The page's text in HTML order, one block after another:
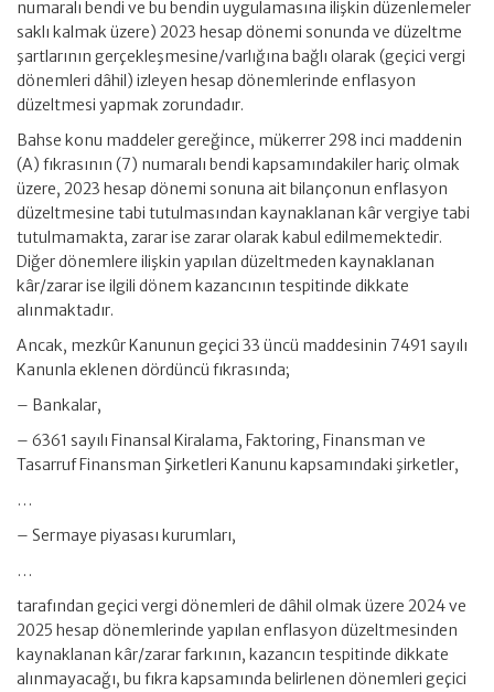
numaralı bendi ve bu bendin uygulamasına ilişkin düzenlemeler
saklı kalmak üzere) 2023 hesap dönemi sonunda ve düzeltme
şartlarının gerçekleşmesine/varlığına bağlı olarak (geçici vergi
dönemleri dâhil) izleyen hesap dönemlerinde enflasyon
düzeltmesi yapmak zorundadır.
Bahse konu maddeler gereğince, mükerrer 298 inci maddenin
(A) fıkrasının (7) numaralı bendi kapsamındakiler hariç olmak
üzere, 2023 hesap dönemi sonuna ait bilançonun enflasyon
düzeltmesine tabi tutulmasından kaynaklanan kâr vergiye tabi
tutulmamakta, zarar ise zarar olarak kabul edilmemektedir.
Diğer dönemlere ilişkin yapılan düzeltmeden kaynaklanan
kâr/zarar ise ilgili dönem kazancının tespitinde dikkate
alınmaktadır.
Ancak, mezkûr Kanunun geçici 33 üncü maddesinin 7491 sayılı
Kanunla eklenen dördüncü fıkrasında;
– Bankalar,
– 6361 sayılı Finansal Kiralama, Faktoring, Finansman ve
Tasarruf Finansman Şirketleri Kanunu kapsamındaki şirketler,
…
– Sermaye piyasası kurumları,
…
tarafından geçici vergi dönemleri de dâhil olmak üzere 2024 ve
2025 hesap dönemlerinde yapılan enflasyon düzeltmesinden
kaynaklanan kâr/zarar farkının, kazancın tespitinde dikkate
alınmayacağı, bu fıkra kapsamında belirlenen dönemleri geçici